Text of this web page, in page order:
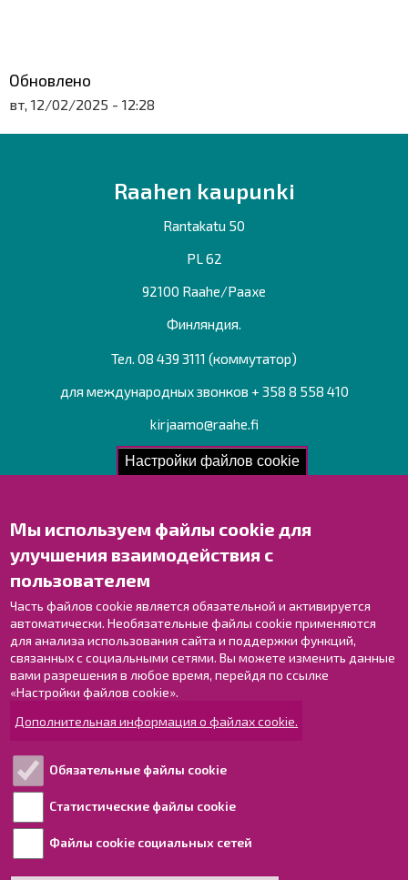
Настройки файлов cookie
Мы используем файлы cookie для
улучшения взаимодействия с
пользователем
Часть файлов cookie является обязательной и активируется
автоматически. Необязательные файлы cookie применяются
для анализа использования сайта и поддержки функций,
связанных с социальными сетями. Вы можете изменить данные
вами разрешения в любое время, перейдя по ссылке
«Настройки файлов cookie».
Дополнительная информация о файлах cookie.
Обязательные файлы cookie
Статистические файлы cookie
Файлы cookie социальных сетей
Обновлено
вт, 12/02/2025 - 12:28
Raahen kaupunki
Rantakatu 50
PL 62
92100 Raahe/Раахе
Финляндия.
Тел. 08 439 3111 (коммутатор)
для международных звонков + 358 8 558 410
kirjaamo@raahe.fi
Рег. номер: 1791817-6
Свяжитесь с нами!
Оставьте отзыв
Контактные данные персонала
Карта с указателями
Раахе в Facebook
Раахе в Instagram
Раахе в YouTube
Ознакомьтесь!
Обработка персональных данных
Информация о доступности для людей с